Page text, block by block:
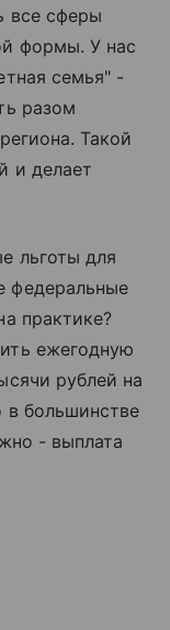
все сферы
формы. У нас
семья" -
разом
Такой
и делает
льготы для
федеральные
практике?
ежегодную
рублей на
большинстве
- выплата